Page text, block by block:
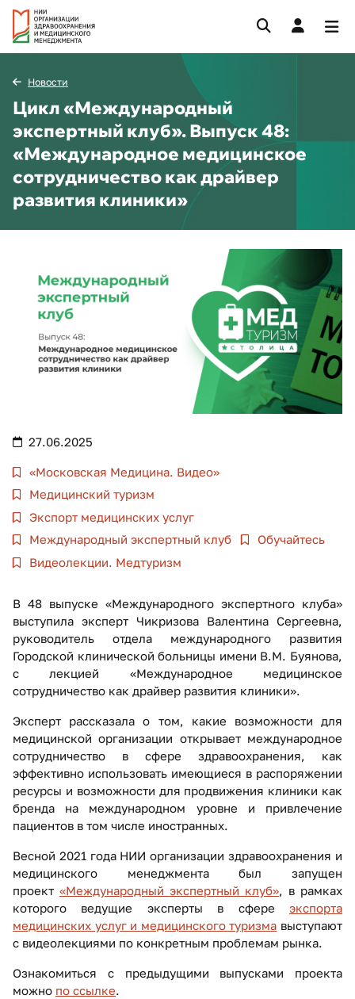
Новости
Цикл «Международный
экспертный клуб». Выпуск 48:
«Международное медицинское
сотрудничество как драйвер
развития клиники»
27.06.2025
«Московская Медицина. Видео»
Медицинский туризм
Экспорт медицинских услуг
Международный экспертный клуб
Обучайтесь
Видеолекции. Медтуризм
В 48 выпуске «Международного экспертного клуба»
выступила эксперт Чикризова Валентина Сергеевна,
руководитель отдела международного развития
Городской клинической больницы имени В.М. Буянова,
с лекцией «Международное медицинское
сотрудничество как драйвер развития клиники».
Эксперт рассказала о том, какие возможности для
медицинской организации открывает международное
сотрудничество в сфере здравоохранения, как
эффективно использовать имеющиеся в распоряжении
ресурсы и возможности для продвижения клиники как
бренда на международном уровне и привлечение
пациентов в том числе иностранных.
Весной 2021 года НИИ организации здравоохранения и
медицинского менеджмента был запущен
проект «Международный экспертный клуб», в рамках
которого ведущие эксперты в сфере экспорта
медицинских услуг и медицинского туризма выступают
с видеолекциями по конкретным проблемам рынка.
Ознакомиться с предыдущими выпусками проекта
можно по ссылке.